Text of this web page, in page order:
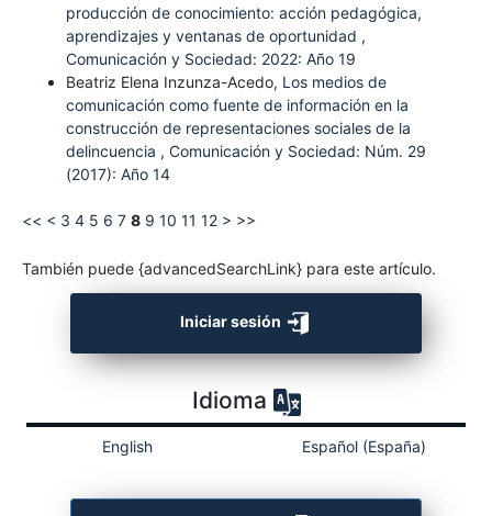
producción de conocimiento: acción pedagógica,
aprendizajes y ventanas de oportunidad ,
Comunicación y Sociedad: 2022: Año 19
Beatriz Elena Inzunza-Acedo, Los medios de
comunicación como fuente de información en la
construcción de representaciones sociales de la
delincuencia , Comunicación y Sociedad: Núm. 29
(2017): Año 14
<< < 3 4 5 6 7 8 9 10 11 12 > >>
También puede {advancedSearchLink} para este artículo.
Iniciar sesión
Idioma
English Español (España)